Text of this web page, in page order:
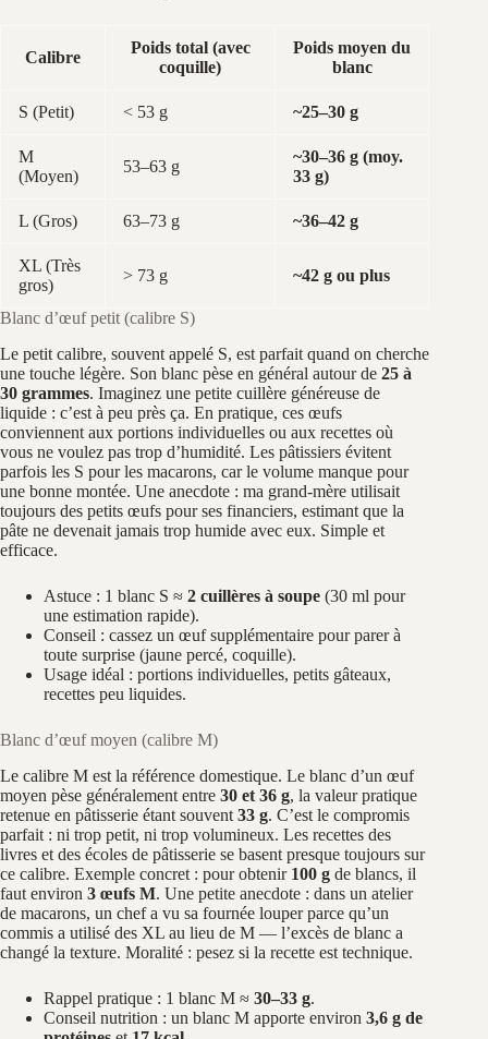
Calibre
Poids total (avec
coquille)
Poids moyen du
blanc
S (Petit) < 53 g ~25–30 g
M
(Moyen)
53–63 g
~30–36 g (moy.
33 g)
L (Gros) 63–73 g ~36–42 g
XL (Très
gros)
> 73 g ~42 g ou plus
Blanc d’œuf petit (calibre S)
Le petit calibre, souvent appelé S, est parfait quand on cherche
une touche légère. Son blanc pèse en général autour de 25 à
30 grammes. Imaginez une petite cuillère généreuse de
liquide : c’est à peu près ça. En pratique, ces œufs
conviennent aux portions individuelles ou aux recettes où
vous ne voulez pas trop d’humidité. Les pâtissiers évitent
parfois les S pour les macarons, car le volume manque pour
une bonne montée. Une anecdote : ma grand‑mère utilisait
toujours des petits œufs pour ses financiers, estimant que la
pâte ne devenait jamais trop humide avec eux. Simple et
efficace.
Astuce : 1 blanc S ≈ 2 cuillères à soupe (30 ml pour
une estimation rapide).
Conseil : cassez un œuf supplémentaire pour parer à
toute surprise (jaune percé, coquille).
Usage idéal : portions individuelles, petits gâteaux,
recettes peu liquides.
Blanc d’œuf moyen (calibre M)
Le calibre M est la référence domestique. Le blanc d’un œuf
moyen pèse généralement entre 30 et 36 g, la valeur pratique
retenue en pâtisserie étant souvent 33 g. C’est le compromis
parfait : ni trop petit, ni trop volumineux. Les recettes des
livres et des écoles de pâtisserie se basent presque toujours sur
ce calibre. Exemple concret : pour obtenir 100 g de blancs, il
faut environ 3 œufs M. Une petite anecdote : dans un atelier
de macarons, un chef a vu sa fournée louper parce qu’un
commis a utilisé des XL au lieu de M — l’excès de blanc a
changé la texture. Moralité : pesez si la recette est technique.
Rappel pratique : 1 blanc M ≈ 30–33 g.
Conseil nutrition : un blanc M apporte environ 3,6 g de